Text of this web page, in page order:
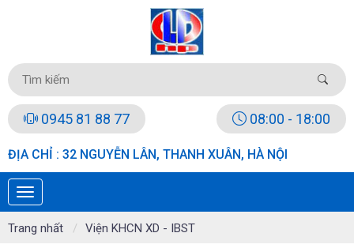
0945 81 88 77 08:00 - 18:00
ĐỊA CHỈ : 32 NGUYỄN LÂN, THANH XUÂN, HÀ NỘI
Trang nhất Viện KHCN XD - IBST